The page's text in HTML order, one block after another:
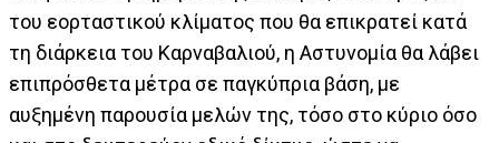
του εορταστικού κλίματος που θα επικρατεί κατά
τη διάρκεια του Καρναβαλιού, η Αστυνομία θα λάβει
επιπρόσθετα μέτρα σε παγκύπρια βάση, με
αυξημένη παρουσία μελών της, τόσο στο κύριο όσο